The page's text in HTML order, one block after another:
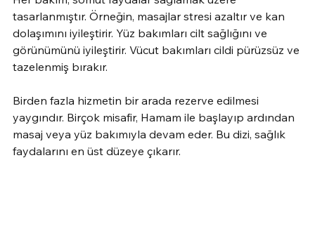
tasarlanmıştır. Örneğin, masajlar stresi azaltır ve kan
dolaşımını iyileştirir. Yüz bakımları cilt sağlığını ve
görünümünü iyileştirir. Vücut bakımları cildi pürüzsüz ve
tazelenmiş bırakır.
Birden fazla hizmetin bir arada rezerve edilmesi
yaygındır. Birçok misafir, Hamam ile başlayıp ardından
masaj veya yüz bakımıyla devam eder. Bu dizi, sağlık
faydalarını en üst düzeye çıkarır.